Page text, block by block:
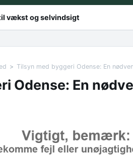
vækst og selvindsigt
Tilsyn med byggeri Odense: En
Odense: En